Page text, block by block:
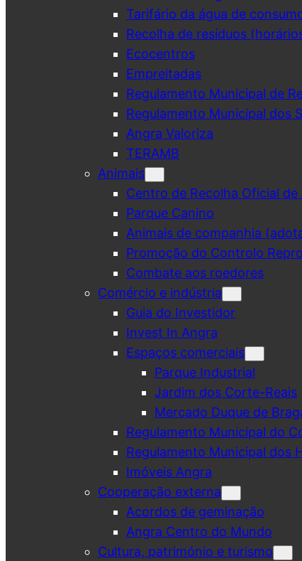
Tarifário da água de
Recolha de resíduos
Ecocentros
Empreitadas
Regulamento Municipal de
Regulamento Municipal dos
Angra Valoriza
TERAMB
Animais
Centro de Recolha Oficial
Parque Canino
Animais de companhia
Promoção do Controlo
Combate aos roedores
Comércio e indústria
Guia do Investidor
Invest In Angra
Espaços comerciais
Parque Industrial
Jardim dos Corte-Reais
Mercado Duque de
Regulamento Municipal do
Regulamento Municipal dos
Imóveis Angra
Cooperação externa
Acordos de geminação
Angra Centro do Mundo
Cultura, património e turismo